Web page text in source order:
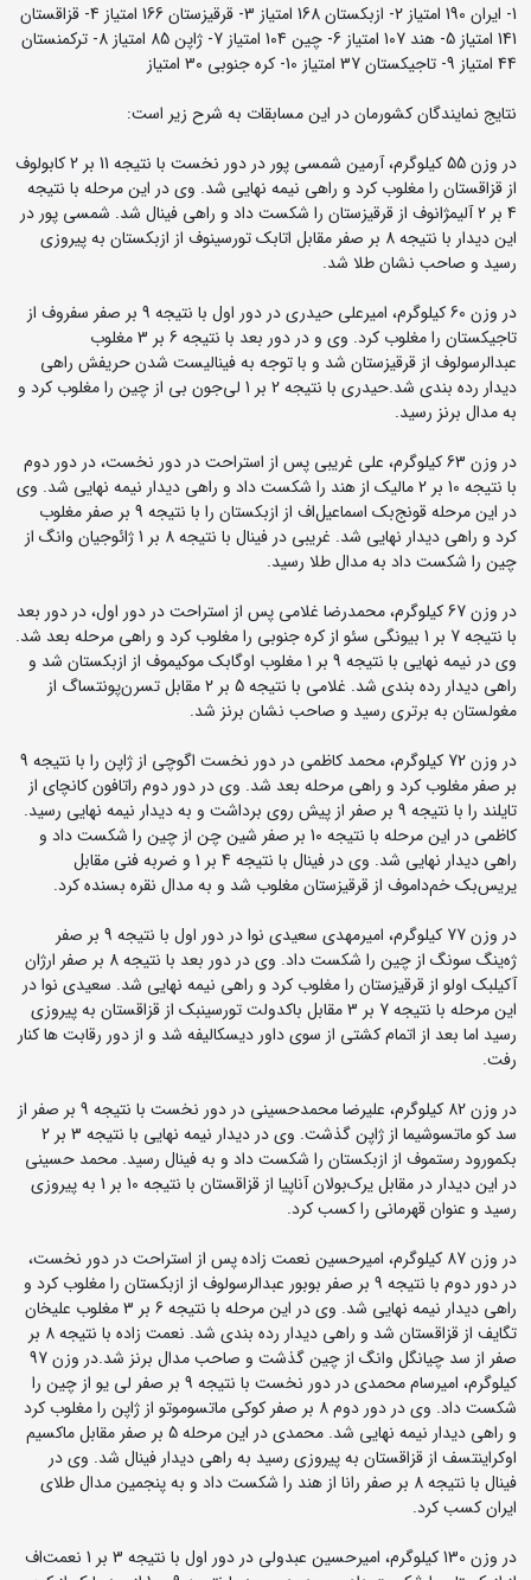
1- ایران 190 امتیاز 2- ازبکستان 168 امتیاز 3- قرقیزستان 166 امتیاز 4- قزاقستان
141 امتیاز 5- هند 107 امتیاز 6- چین 104 امتیاز 7- ژاپن 85 امتیاز 8- ترکمنستان
44 امتیاز 9- تاجیکستان 37 امتیاز 10- کره جنوبی 30 امتیاز
نتایج نمایندگان کشورمان در این مسابقات به شرح زیر است:
در وزن 55 کیلوگرم، آرمین شمسی پور در دور نخست با نتیجه 11 بر 2 کابولوف
از قزاقستان را مغلوب کرد و راهی نیمه نهایی شد. وی در این مرحله با نتیجه
4 بر 2 آلیمژانوف از قرقیزستان را شکست داد و راهی فینال شد. شمسی پور در
این دیدار با نتیجه 8 بر صفر مقابل اتابک تورسینوف از ازبکستان به پیروزی
رسید و صاحب نشان طلا شد.
در وزن 60 کیلوگرم، امیرعلی حیدری در دور اول با نتیجه 9 بر صفر سفروف از
تاجیکستان را مغلوب کرد. وی و در دور بعد با نتیجه 6 بر 3 مغلوب
عبدالرسولوف از قرقیزستان شد و با توجه به فینالیست شدن حریفش راهی
دیدار رده بندی شد.حیدری با نتیجه 2 بر 1 لی‌جون بی از چین را مغلوب کرد و
به مدال برنز رسید.
در وزن 63 کیلوگرم، علی غریبی پس از استراحت در دور نخست، در دور دوم
با نتیجه 10 بر 2 مالیک از هند را شکست داد و راهی دیدار نیمه نهایی شد. وی
در این مرحله قونج‌بک اسماعیل‌اف از ازبکستان را با نتیجه 9 بر صفر مغلوب
کرد و راهی دیدار نهایی شد. غریبی در فینال با نتیجه 8 بر 1 ژائوجیان وانگ از
چین را شکست داد به مدال طلا رسید.
در وزن 67 کیلوگرم، محمدرضا غلامی پس از استراحت در دور اول، در دور بعد
با نتیجه 7 بر 1 بیونگی سئو از کره جنوبی را مغلوب کرد و راهی مرحله بعد شد.
وی در نیمه نهایی با نتیجه 9 بر 1 مغلوب اوگابک موکیموف از ازبکستان شد و
راهی دیدار رده بندی شد. غلامی با نتیجه 5 بر 2 مقابل تسرن‌پونتساگ از
مغولستان به برتری رسید و صاحب نشان برنز شد.
در وزن 72 کیلوگرم، محمد کاظمی در دور نخست اگوچی از ژاپن را با نتیجه 9
بر صفر مغلوب کرد و راهی مرحله بعد شد. وی در دور دوم راتافون کانچای از
تایلند را با نتیجه 9 بر صفر از پیش روی برداشت و به دیدار نیمه نهایی رسید.
کاظمی در این مرحله با نتیجه 10 بر صفر شین چن از چین را شکست داد و
راهی دیدار نهایی شد. وی در فینال با نتیجه 4 بر 1 و ضربه فنی مقابل
یریس‌بک خم‌داموف از قرقیزستان مغلوب شد و به مدال نقره بسنده کرد.
در وزن 77 کیلوگرم، امیرمهدی سعیدی نوا در دور اول با نتیجه 9 بر صفر
ژه‌ینگ سونگ از چین را شکست داد. وی در دور بعد با نتیجه 8 بر صفر ارژان
آکیلبک اولو از قرقیزستان را مغلوب کرد و راهی نیمه نهایی شد. سعیدی نوا در
این مرحله با نتیجه 7 بر 3 مقابل باکدولت تورسینبک از قزاقستان به پیروزی
رسید اما بعد از اتمام کشتی از سوی داور دیسکالیفه شد و از دور رقابت ها کنار
رفت.
در وزن 82 کیلوگرم، علیرضا محمدحسینی در دور نخست با نتیجه 9 بر صفر از
سد کو ماتسوشیما از ژاپن گذشت. وی در دیدار نیمه نهایی با نتیجه 3 بر 2
بکمورود رستموف از ازبکستان را شکست داد و به فینال رسید. محمد حسینی
در این دیدار در مقابل یرک‌بولان آناپیا از قزاقستان با نتیجه 10 بر 1 به پیروزی
رسید و عنوان قهرمانی را کسب کرد.
در وزن 87 کیلوگرم، امیرحسین نعمت زاده پس از استراحت در دور نخست،
در دور دوم با نتیجه 9 بر صفر بوبور عبد‌الرسولوف از ازبکستان را مغلوب کرد و
راهی دیدار نیمه نهایی شد. وی در این مرحله با نتیجه 6 بر 3 مغلوب علیخان
تگایف از قزاقستان شد و راهی دیدار رده بندی شد. نعمت زاده با نتیجه 8 بر
صفر از سد چیانگل وانگ از چین گذشت و صاحب مدال برنز شد.در وزن 97
کیلوگرم، امیرسام محمدی در دور نخست با نتیجه 9 بر صفر لی یو از چین را
شکست داد. وی در دور دوم 8 بر صفر کوکی ماتسوموتو از ژاپن را مغلوب کرد
و راهی دیدار نیمه نهایی شد. محمدی در این مرحله 5 بر صفر مقابل ماکسیم
اوکراینتسف از قزاقستان به پیروزی رسید به راهی دیدار فینال شد. وی در
فینال با نتیجه 8 بر صفر رانا از هند را شکست داد و به پنجمین مدال طلای
ایران کسب کرد.
در وزن 130 کیلوگرم، امیرحسین عبدولی در دور اول با نتیجه 3 بر 1 نعمت‌اف